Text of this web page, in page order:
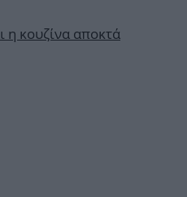
η κουζίνα αποκτά